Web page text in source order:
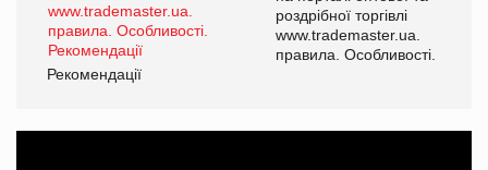
роздрібної торгівлі
www.trademaster.ua.
правила. Особливості.
Рекомендації